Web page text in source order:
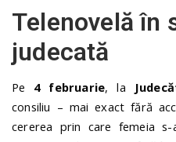
Telenovelă în
judecată
Pe 4 februarie, la
consiliu – mai exact fără
cererea prin care femeia